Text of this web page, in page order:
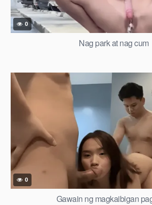
0
Nag park at nag cum
0
Gawain ng magkaibigan